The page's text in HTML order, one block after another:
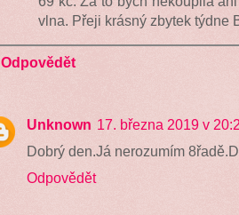
vlna. Přeji krásný zbytek týdne
Odpovědět
Unknown 17. března 2019 v
Dobrý den.Já nerozumím
Odpovědět